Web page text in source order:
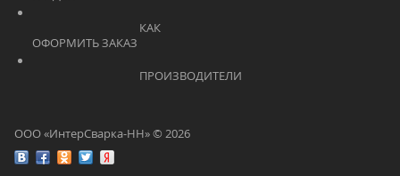
ООО «ИнтерСварка-НН» © 2026